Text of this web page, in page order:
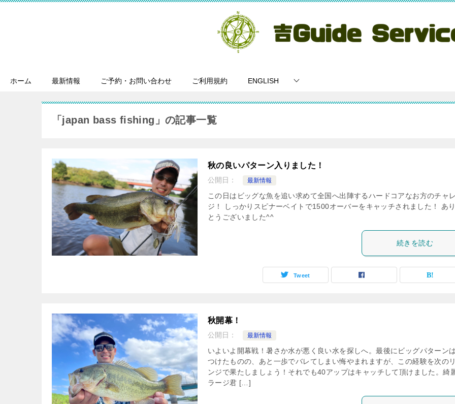
ホーム 最新情報 ご予約・お問い合わせ ご利用規約 ENGLISH
「japan bass fishing」の記事一覧
秋の良いパターン入りました！
公開日： 最新情報
この日はビッグな魚を追い求めて全国へ出陣するハードコアなお方のチャ
ジ！ しっかりスピナーベイトで1500オーバーをキャッチされました！ あ
とうございました^^
続きを読む
Tweet
秋開幕！
公開日： 最新情報
いよいよ開幕戦！暑さか水が悪く良い水を探しへ。最後にビッグパターン
つけたものの、あと一歩でバレてしまい悔やまれますが、この経験を次の
ンジで果たしましょう！それでも40アップはキャッチして頂けました。綺
ラージ君 […]